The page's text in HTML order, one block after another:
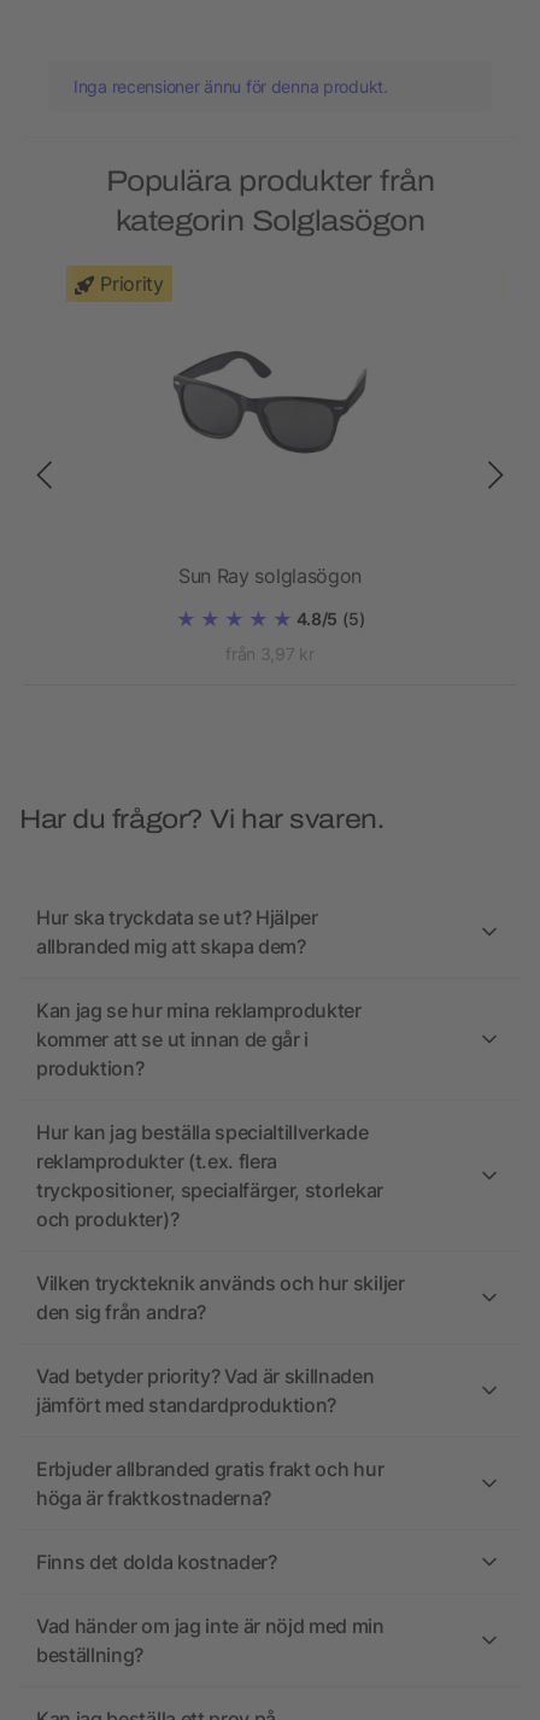
Inga recensioner ännu för denna produkt.
Populära produkter från
kategorin Solglasögon
Priority
Sun Ray solglasögon
4.8/5 (5)
från 3,97 kr
Har du frågor? Vi har svaren.
Hur ska tryckdata se ut? Hjälper
allbranded mig att skapa dem?
Kan jag se hur mina reklamprodukter
kommer att se ut innan de går i
produktion?
Hur kan jag beställa specialtillverkade
reklamprodukter (t.ex. flera
tryckpositioner, specialfärger, storlekar
och produkter)?
Vilken tryckteknik används och hur skiljer
den sig från andra?
Vad betyder priority? Vad är skillnaden
jämfört med standardproduktion?
Erbjuder allbranded gratis frakt och hur
höga är fraktkostnaderna?
Finns det dolda kostnader?
Vad händer om jag inte är nöjd med min
beställning?